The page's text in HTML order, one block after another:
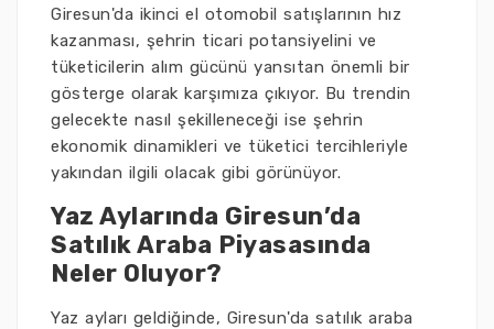
Giresun'da ikinci el otomobil satışlarının hız
kazanması, şehrin ticari potansiyelini ve
tüketicilerin alım gücünü yansıtan önemli bir
gösterge olarak karşımıza çıkıyor. Bu trendin
gelecekte nasıl şekilleneceği ise şehrin
ekonomik dinamikleri ve tüketici tercihleriyle
yakından ilgili olacak gibi görünüyor.
Yaz Aylarında Giresun’da
Satılık Araba Piyasasında
Neler Oluyor?
Yaz ayları geldiğinde, Giresun'da satılık araba